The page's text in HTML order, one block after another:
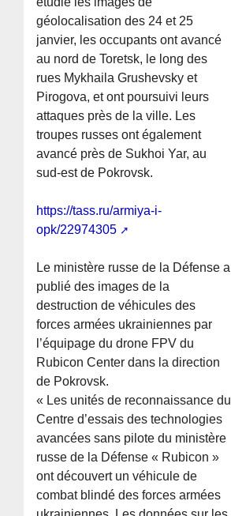
géolocalisation des 24 et 25
janvier, les occupants ont avancé
au nord de Toretsk, le long des
rues Mykhaila Grushevsky et
Pirogova, et ont poursuivi leurs
attaques près de la ville. Les
troupes russes ont également
avancé près de Sukhoi Yar, au
sud-est de Pokrovsk.
https://tass.ru/armiya-i-
opk/22974305
Le ministère russe de la Défense a
publié des images de la
destruction de véhicules des
forces armées ukrainiennes par
l’équipage du drone FPV du
Rubicon Center dans la direction
de Pokrovsk.
« Les unités de reconnaissance du
Centre d’essais des technologies
avancées sans pilote du ministère
russe de la Défense « Rubicon »
ont découvert un véhicule de
combat blindé des forces armées